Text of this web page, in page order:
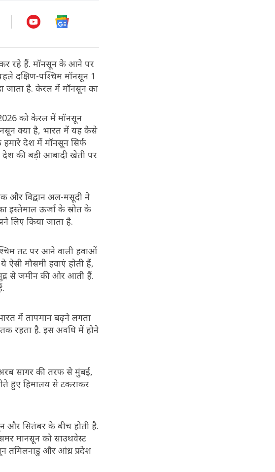
रहे हैं. मॉनसून के आने पर
दक्षिण-पश्चिम मॉनसून 1
जाता है. केरल में मॉनसून का
को केरल में मॉनसून
क्या है, भारत में यह कैसे
देश में मॉनसून सिर्फ
देश की बड़ी आबादी खेती पर
और विद्वान अल-मसूदी ने
इस्तेमाल ऊर्जा के स्रोत के
लिए किया जाता है.
तट पर आने वाली हवाओं
ऐसी मौसमी हवाएं होती हैं,
से जमीन की ओर आती हैं.
में तापमान बढ़ने लगता
तक रहता है. इस अवधि में होने
सागर की तरफ से मुंबई,
हुए हिमालय से टकराकर
और सितंबर के बीच होती है.
मानसून को साउथवेस्ट
तमिलनाडु और आंध्र प्रदेश